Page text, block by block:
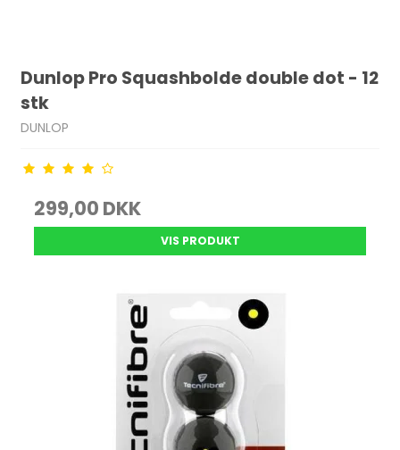
Dunlop Pro Squashbolde double dot - 12
stk
DUNLOP
299,00 DKK
VIS PRODUKT